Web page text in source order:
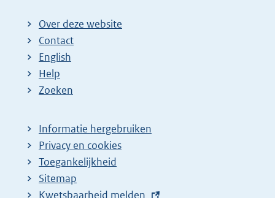
Over deze website
Contact
English
Help
Zoeken
Informatie hergebruiken
Privacy en cookies
Toegankelijkheid
Sitemap
E
Kwetsbaarheid melden